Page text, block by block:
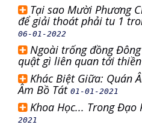
Tại sao Mười Phương
để giải thoát phải tu 1
06-01-2022
Ngoài trống đồng
quật gì liên quan tới
Khác Biệt Giữa: Quán
Âm Bồ Tát 01-01-2021
Khoa Học... Trong Đạo
2021